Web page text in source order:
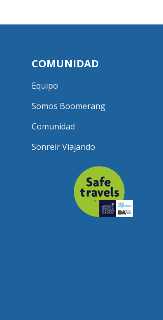
COMUNIDAD
Equipo
Somos Boomerang
Comunidad
Sonreír Viajando